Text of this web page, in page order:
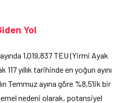
Yol
1,019,837 TEU (Yirmi Ayak
yıllık tarihinde en yoğun ayını
Temmuz ayına göre %8,5’lik bir
nedeni olarak, potansiyel